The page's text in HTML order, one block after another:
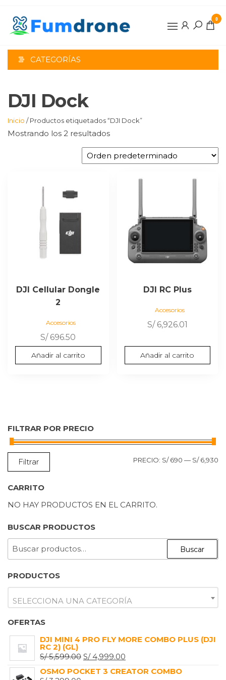
contenido
0
CATEGORÍAS
DJI Dock
Inicio / Productos etiquetados “DJI Dock”
Mostrando los 2 resultados
DJI Cellular Dongle
2
Accesorios
S/696.50
Añadir al carrito
DJI RC Plus
Accesorios
S/6,926.01
Añadir al carrito
FILTRAR POR PRECIO
Filtrar PRECIO: S/ 690 — S/ 6,930
CARRITO
NO HAY PRODUCTOS EN EL CARRITO.
BUSCAR PRODUCTOS
Buscar
PRODUCTOS
SELECCIONA UNA CATEGORÍA
OFERTAS
DJI MINI 4 PRO FLY MORE COMBO PLUS (DJI
RC 2) (GL)
S/5,599.00 EL
PRECIO
S/4,999.00
PRECIO
OSMO POCKET 3 CREATOR COMBO